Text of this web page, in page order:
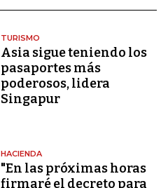
TURISMO
Asia sigue teniendo los
pasaportes más
poderosos, lidera
Singapur
HACIENDA
"En las próximas horas
firmaré el decreto para